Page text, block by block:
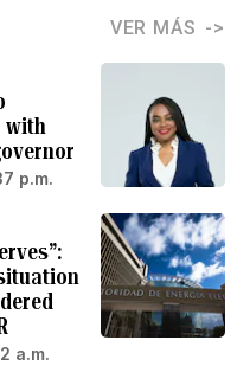
VER MÁS
with
p.m.
a.m.